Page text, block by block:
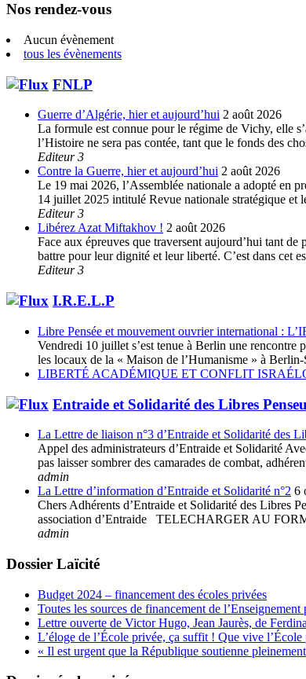
Nos rendez-vous
Aucun évènement
tous les évènements
FNLP
Guerre d’Algérie, hier et aujourd’hui 2 août 2026
La formule est connue pour le régime de Vichy, elle
l’Histoire ne sera pas contée, tant que le fonds des
Editeur 3
Contre la Guerre, hier et aujourd’hui 2 août 2026
Le 19 mai 2026, l’Assemblée nationale a adopté en
14 juillet 2025 intitulé Revue nationale stratégique et
Editeur 3
Libérez Azat Miftakhov ! 2 août 2026
Face aux épreuves que traversent aujourd’hui tant
battre pour leur dignité et leur liberté. C’est dans cet
Editeur 3
I.R.E.L.P
Libre Pensée et mouvement ouvrier international :
Vendredi 10 juillet s’est tenue à Berlin une
les locaux de la « Maison de l’Humanisme » à
LIBERTÉ ACADÉMIQUE ET CONFLIT
Entraide et Solidarité des Libres
La Lettre de liaison n°3 d’Entraide et Solidarité des
Appel des administrateurs d’Entraide et Solidarité
pas laisser sombrer des camarades de combat,
admin
La Lettre d’information d’Entraide et Solidarité n°2 6
Chers Adhérents d’Entraide et Solidarité des Libres
association d’Entraide TELECHARGER AU
admin
Dossier Laïcité
Budget 2024 – financement des écoles privées
Toutes les sources de financement de l’Enseignement
Lettre ouverte de Victor Hugo, Jean Jaurès, de
L’éloge de l’École privée, ça suffit ! Que vive
« Il est urgent que la République soutienne